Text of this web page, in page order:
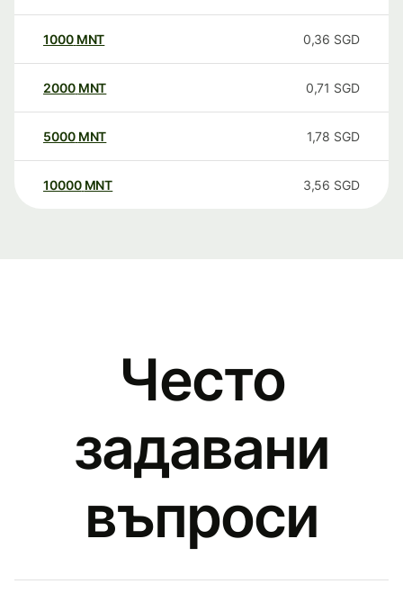
1000 MNT 0,36 SGD
2000 MNT 0,71 SGD
5000 MNT 1,78 SGD
10000 MNT 3,56 SGD
Често
задавани
въпроси